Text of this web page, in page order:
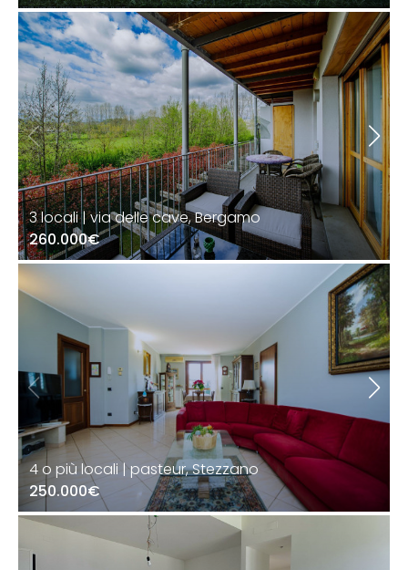
3 locali | via delle cave, Bergamo
260.000€
4 o più locali | pasteur, Stezzano
250.000€